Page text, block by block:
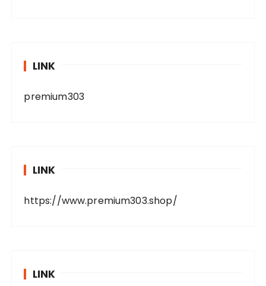
LINK
premium303
LINK
https://www.premium303.shop/
LINK